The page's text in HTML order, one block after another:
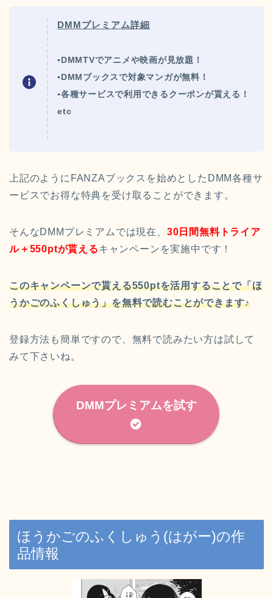
DMMプレミアム詳細
▪DMMTVでアニメや映画が見放題！
▪DMMブックスで対象マンガが無料！
▪各種サービスで利用できるクーポンが貰える！
etc
上記のようにFANZAブックスを始めとしたDMM各種サ
ービスでお得な特典を受け取ることができます。
そんなDMMプレミアムでは現在、 30日間無料トライア
ル＋550ptが貰えるキャンペーンを実施中です！
このキャンペーンで貰える550ptを活用することで「ほ
うかごのふくしゅう」を無料で読むことができます♪
登録方法も簡単ですので、無料で読みたい方は試して
みて下さいね。
DMMプレミアムを試す
ほうかごのふくしゅう(はがー)の作
品情報